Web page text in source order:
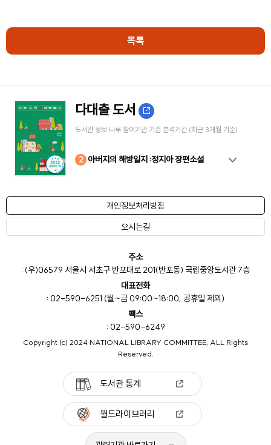
목록
다대출 도서
도서관 정보 나루 참여기관 기준 분석기간 (최근 3개월 기준)
1
2 아버지의 해방일지 :정지아 장편소설
3
4
5
6
7
8
9
10
개인정보처리방침
오시는길
주소
: (우)06579 서울시 서초구 반포대로 201(반포동) 국립중앙도서관 7층
대표전화
: 02-590-6251 (월~금 09:00~18:00, 공휴일 제외)
팩스
: 02-590-6249
Copyright (c) 2024 NATIONAL LIBRARY COMMITTEE, ALL Rights
Reserved.
도서관 통계
월드라이브러리